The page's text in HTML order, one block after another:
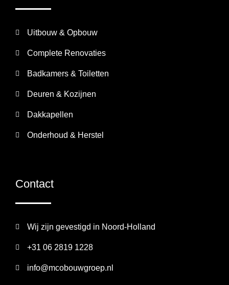
Uitbouw & Opbouw
Complete Renovaties
Badkamers & Toiletten
Deuren & Kozijnen
Dakkapellen
Onderhoud & Herstel
Contact
Wij zijn gevestigd in Noord-Holland
+31 06 2819 1228
info@mcobouwgroep.nl